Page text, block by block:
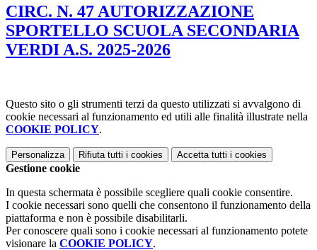
CIRC. N. 47 AUTORIZZAZIONE
SPORTELLO SCUOLA SECONDARIA
VERDI A.S. 2025-2026
Questo sito o gli strumenti terzi da questo utilizzati si avvalgono di
cookie necessari al funzionamento ed utili alle finalità illustrate nella
COOKIE POLICY.
Personalizza Rifiuta tutti i cookies Accetta tutti i cookies
Gestione cookie
In questa schermata è possibile scegliere quali cookie consentire.
I cookie necessari sono quelli che consentono il funzionamento della
piattaforma e non è possibile disabilitarli.
Per conoscere quali sono i cookie necessari al funzionamento potete
visionare la COOKIE POLICY.